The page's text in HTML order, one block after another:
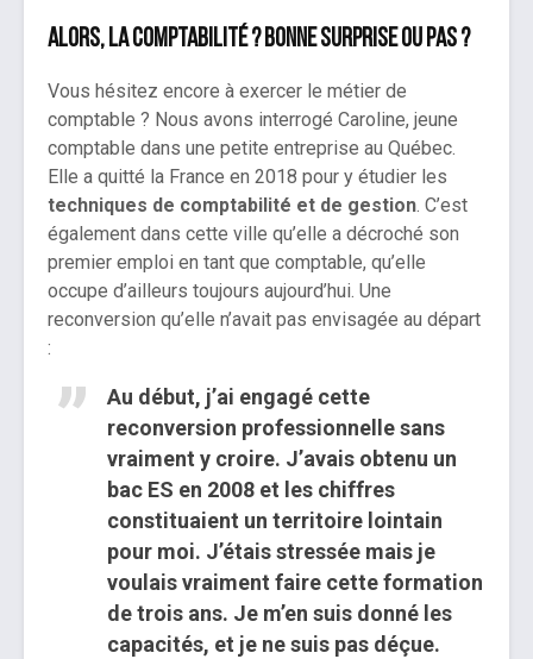
Alors, la comptabilité ? Bonne surprise ou pas ?
Vous hésitez encore à exercer le métier de
comptable ? Nous avons interrogé Caroline, jeune
comptable dans une petite entreprise au Québec.
Elle a quitté la France en 2018 pour y étudier les
techniques de comptabilité et de gestion. C’est
également dans cette ville qu’elle a décroché son
premier emploi en tant que comptable, qu’elle
occupe d’ailleurs toujours aujourd’hui. Une
reconversion qu’elle n’avait pas envisagée au départ
:
Au début, j’ai engagé cette
reconversion professionnelle sans
vraiment y croire. J’avais obtenu un
bac ES en 2008 et les chiffres
constituaient un territoire lointain
pour moi. J’étais stressée mais je
voulais vraiment faire cette formation
de trois ans. Je m’en suis donné les
capacités, et je ne suis pas déçue.